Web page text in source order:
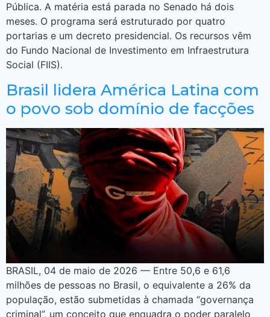
Pública. A matéria está parada no Senado há dois
meses. O programa será estruturado por quatro
portarias e um decreto presidencial. Os recursos vêm
do Fundo Nacional de Investimento em Infraestrutura
Social (FIIS).
Brasil lidera América Latina com
o povo sob domínio de facções
BRASIL, 04 de maio de 2026 — Entre 50,6 e 61,6
milhões de pessoas no Brasil, o equivalente a 26% da
população, estão submetidas à chamada “governança
criminal”, um conceito que enquadra o poder paralelo